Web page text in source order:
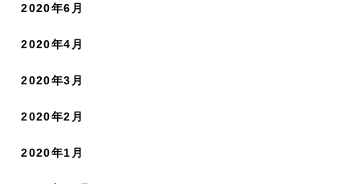
2020年6月
2020年4月
2020年3月
2020年2月
2020年1月